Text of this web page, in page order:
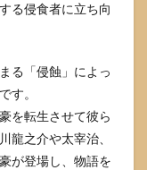
る侵食者に立ち向
る「侵蝕」によっ
す。
を転生させて彼ら
龍之介や太宰治、
が登場し、物語を